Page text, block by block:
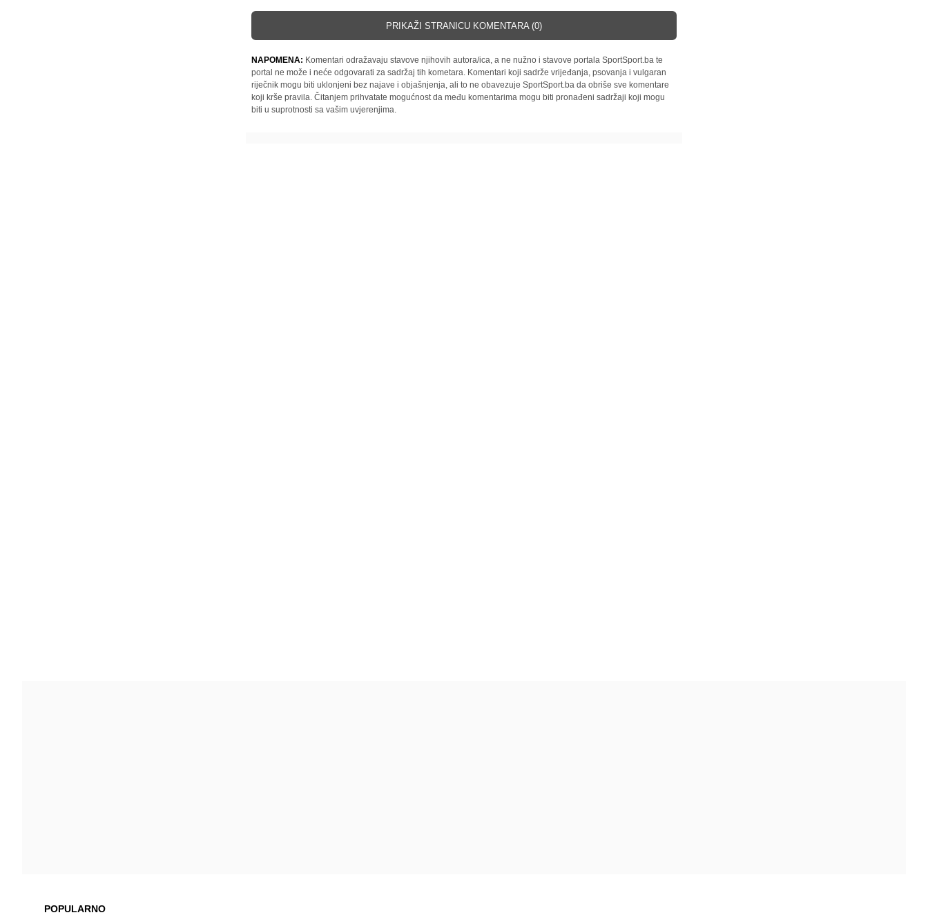
PRIKAŽI STRANICU KOMENTARA (0)
NAPOMENA: Komentari odražavaju stavove njihovih autora/ica, a ne nužno i stavove portala SportSport.ba te
portal ne može i neće odgovarati za sadržaj tih kometara. Komentari koji sadrže vrijeđanja, psovanja i vulgaran
riječnik mogu biti uklonjeni bez najave i objašnjenja, ali to ne obavezuje SportSport.ba da obriše sve komentare
koji krše pravila. Čitanjem prihvatate mogućnost da među komentarima mogu biti pronađeni sadržaji koji mogu
biti u suprotnosti sa vašim uvjerenjima.
POPULARNO